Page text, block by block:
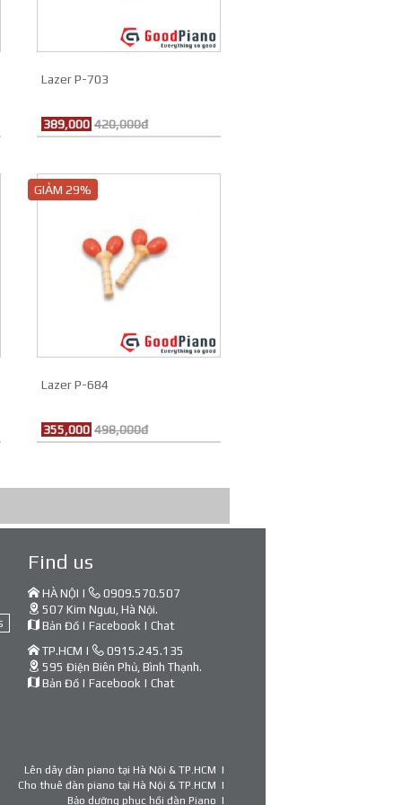
Lazer P-703
389,000 420,000đ
GIẢM 29%
Lazer P-684
355,000 498,000đ
Find us
HÀ NỘI |
0909.570.507
507 Kim Ngưu, Hà Nội.
Bản Đồ | Facebook | Chat
TP.HCM |
0915.245.135
595 Điện Biên Phủ, Bình Thạnh.
Bản Đồ | Facebook | Chat
Lên dây đàn piano tại Hà Nội & TP.HCM
Cho thuê đàn piano tại Hà Nội & TP.HCM
Bảo dưỡng phục hồi đàn Piano